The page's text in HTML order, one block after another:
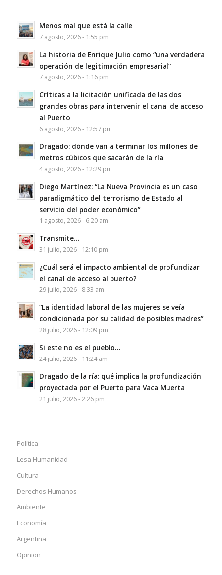
Menos mal que está la calle
7 agosto, 2026 - 1:55 pm
La historia de Enrique Julio como “una verdadera
operación de legitimación empresarial”
7 agosto, 2026 - 1:16 pm
Críticas a la licitación unificada de las dos
grandes obras para intervenir el canal de acceso
al Puerto
6 agosto, 2026 - 12:57 pm
Dragado: dónde van a terminar los millones de
metros cúbicos que sacarán de la ría
4 agosto, 2026 - 12:29 pm
Diego Martínez: “La Nueva Provincia es un caso
paradigmático del terrorismo de Estado al
servicio del poder económico”
1 agosto, 2026 - 6:20 am
Transmite…
31 julio, 2026 - 12:10 pm
¿Cuál será el impacto ambiental de profundizar
el canal de acceso al puerto?
29 julio, 2026 - 8:33 am
“La identidad laboral de las mujeres se veía
condicionada por su calidad de posibles madres”
28 julio, 2026 - 12:09 pm
Si este no es el pueblo…
24 julio, 2026 - 11:24 am
Dragado de la ría: qué implica la profundización
proyectada por el Puerto para Vaca Muerta
21 julio, 2026 - 2:26 pm
Política
Lesa Humanidad
Cultura
Derechos Humanos
Ambiente
Economía
Argentina
Opinion